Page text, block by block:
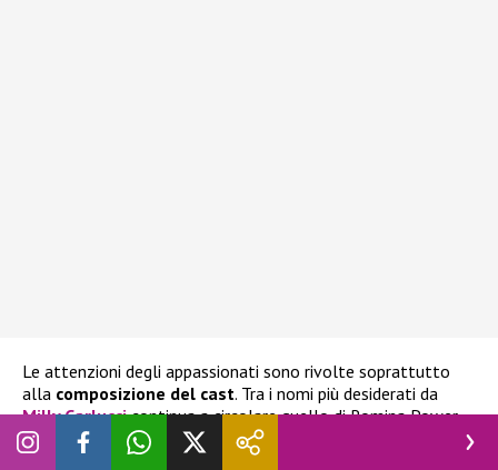
Le attenzioni degli appassionati sono rivolte soprattutto
alla composizione del cast. Tra i nomi più desiderati da
Milly Carluccicontinua a circolare quello di Romina Power,
considerata una possibile protagonista della nuova edizione.
La cantante, però, ha recentemente confermato a